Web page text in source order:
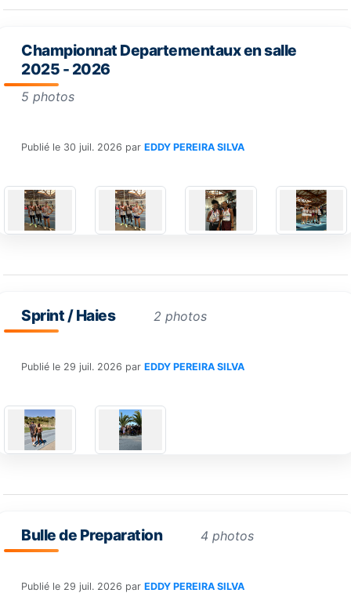
Championnat Departementaux en salle
2025 - 2026
5 photos
Publié le 30 juil. 2026 par EDDY PEREIRA SILVA
Sprint / Haies 2 photos
Publié le 29 juil. 2026 par EDDY PEREIRA SILVA
Bulle de Preparation 4 photos
Publié le 29 juil. 2026 par EDDY PEREIRA SILVA